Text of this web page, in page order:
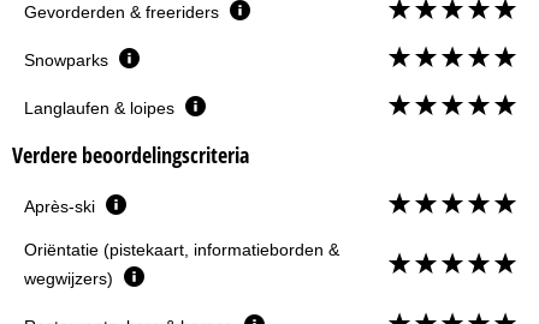
Gevorderden & freeriders
Snowparks
Langlaufen & loipes
Verdere beoordelingscriteria
Après-ski
Oriëntatie (pistekaart, informatieborden &
wegwijzers)